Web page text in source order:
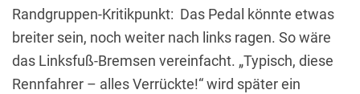
Randgruppen-Kritikpunkt: Das Pedal könnte etwas
breiter sein, noch weiter nach links ragen. So wäre
das Linksfuß-Bremsen vereinfacht. „Typisch, diese
Rennfahrer – alles Verrückte!“ wird später ein